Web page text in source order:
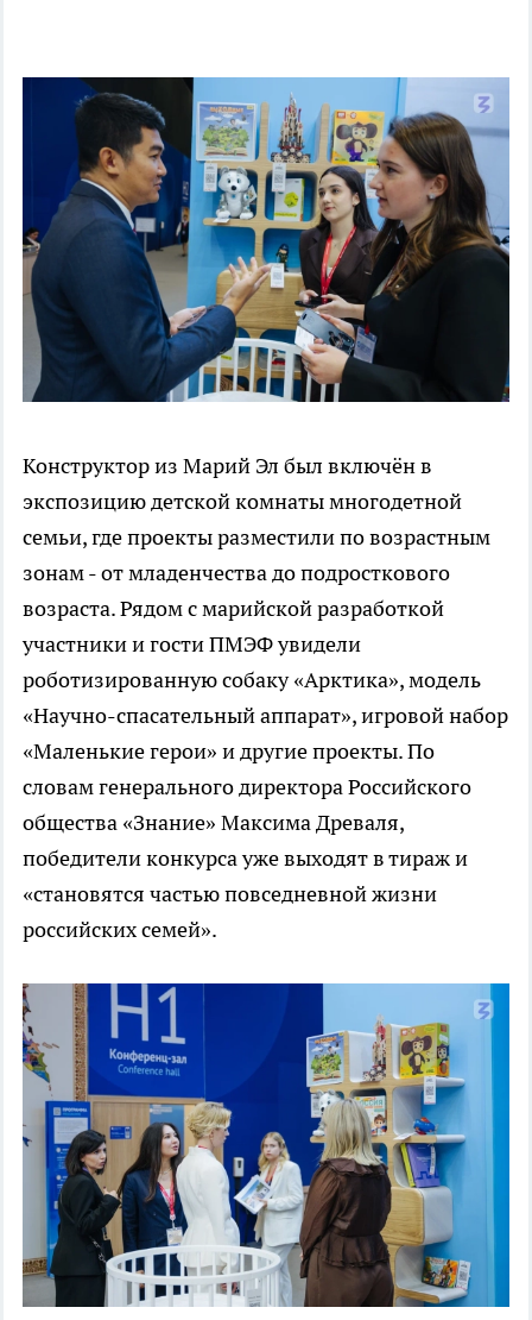
Конструктор из Марий Эл был включён в
экспозицию детской комнаты многодетной
семьи, где проекты разместили по возрастным
зонам - от младенчества до подросткового
возраста. Рядом с марийской разработкой
участники и гости ПМЭФ увидели
роботизированную собаку «Арктика», модель
«Научно-спасательный аппарат», игровой набор
«Маленькие герои» и другие проекты. По
словам генерального директора Российского
общества «Знание» Максима Древаля,
победители конкурса уже выходят в тираж и
«становятся частью повседневной жизни
российских семей».